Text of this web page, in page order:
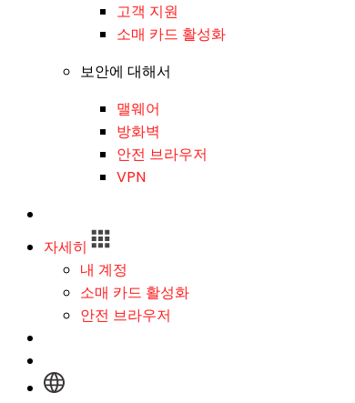
고객 지원
소매 카드 활성화
보안에 대해서
맬웨어
방화벽
안전 브라우저
VPN
자세히
내 계정
소매 카드 활성화
안전 브라우저